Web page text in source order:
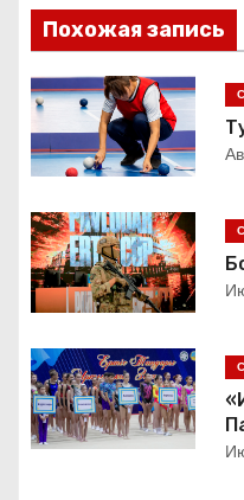
и
г
а
ц
и
я
п
о
з
Похожая запись